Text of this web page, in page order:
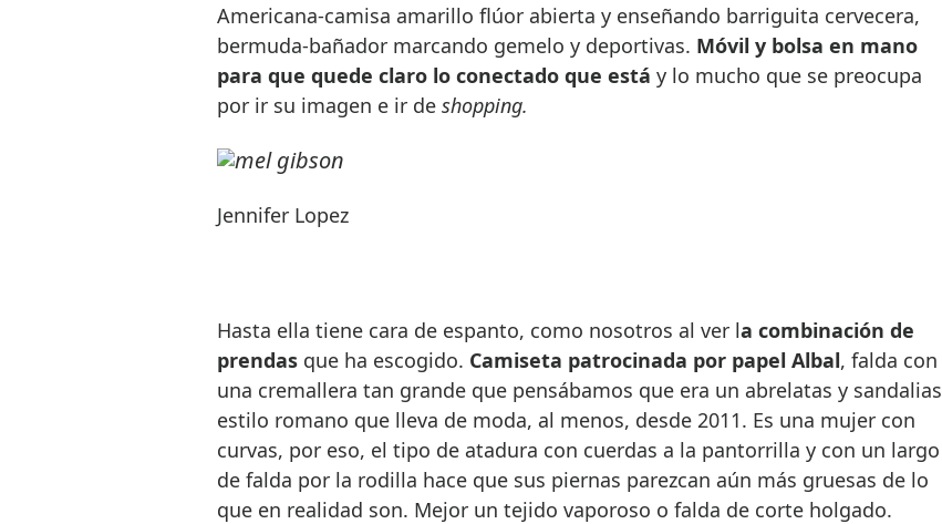
Americana-camisa amarillo flúor abierta y enseñando barriguita cervecera,
bermuda-bañador marcando gemelo y deportivas. Móvil y bolsa en mano
para que quede claro lo conectado que está y lo mucho que se preocupa
por ir su imagen e ir de shopping.
Jennifer Lopez
Hasta ella tiene cara de espanto, como nosotros al ver la combinación de
prendasque ha escogido. Camiseta patrocinada por papel Albal, falda con
una cremallera tan grande que pensábamos que era un abrelatas y sandalias
estilo romano que lleva de moda, al menos, desde 2011. Es una mujer con
curvas, por eso, el tipo de atadura con cuerdas a la pantorrilla y con un largo
de falda por la rodilla hace que sus piernas parezcan aún más gruesas de lo
que en realidad son. Mejor un tejido vaporoso o falda de corte holgado.